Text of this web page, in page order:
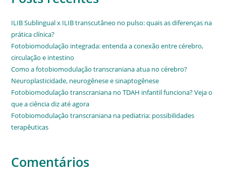
ILIB Sublingual x ILIB transcutâneo no pulso: quais as diferenças na
prática clínica?
Fotobiomodulação integrada: entenda a conexão entre cérebro,
circulação e intestino
Como a fotobiomodulação transcraniana atua no cérebro?
Neuroplasticidade, neurogênese e sinaptogênese
Fotobiomodulação transcraniana no TDAH infantil funciona? Veja o
que a ciência diz até agora
Fotobiomodulação transcraniana na pediatria: possibilidades
terapêuticas
Comentários